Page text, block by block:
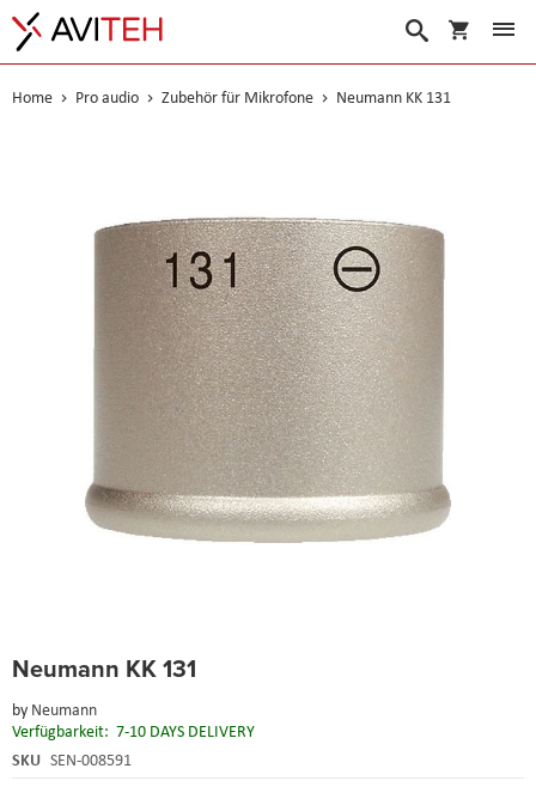
Suche
Home Pro audio Zubehör für Mikrofone Neumann KK 131
Neumann KK 131
by Neumann
Verfügbarkeit: 7-10 DAYS DELIVERY
SKU SEN-008591
to
beginning
of
the